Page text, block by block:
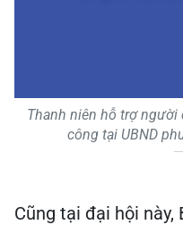
Thanh niên hỗ trợ
công tại UBND
Cũng tại đại hội này,